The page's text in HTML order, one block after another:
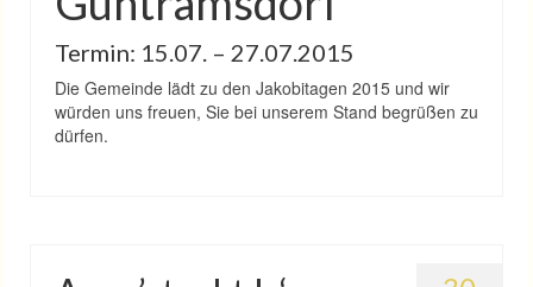
Termin: 15.07. – 27.07.2015
Die Gemeinde lädt zu den Jakobitagen 2015 und wir
würden uns freuen, Sie bei unserem Stand begrüßen zu
dürfen.